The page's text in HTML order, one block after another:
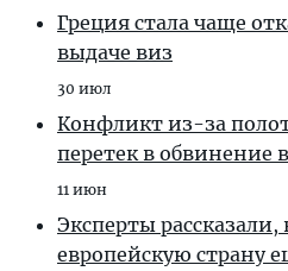
Греция стала чаще
выдаче виз
30 июл
Конфликт из-за
перетек в обвинение
11 июн
Эксперты рассказали,
европейскую страну